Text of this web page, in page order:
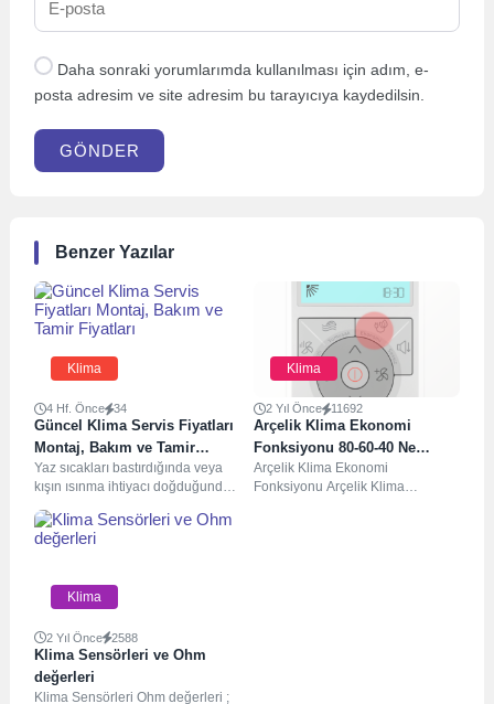
Daha sonraki yorumlarımda kullanılması için adım, e-
posta adresim ve site adresim bu tarayıcıya kaydedilsin.
GÖNDER
Benzer Yazılar
Klima
4 Hf. Önce 34
Güncel Klima Servis Fiyatları
Montaj, Bakım ve Tamir
Fiyatları
Yaz sıcakları bastırdığında veya
kışın ısınma ihtiyacı doğduğunda
yerlerimizin vazgeçilmezi oluyor....
Klima
2 Yıl Önce 11692
Arçelik Klima Ekonomi
Fonksiyonu 80-60-40 Ne
Demek ?
Arçelik Klima Ekonomi
Fonksiyonu Arçelik Klima
Klima
2 Yıl Önce 2588
Klima Sensörleri ve Ohm
değerleri
Klima Sensörleri Ohm değerleri ;